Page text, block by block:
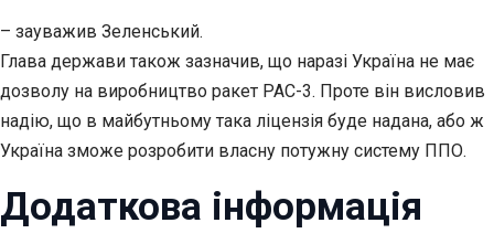
– зауважив Зеленський.
Глава держави також зазначив, що наразі Україна не має
дозволу на виробництво ракет PAC-3. Проте він висловив
надію, що в майбутньому така ліцензія буде надана, або ж
Україна зможе розробити власну потужну систему ППО.
Додаткова інформація